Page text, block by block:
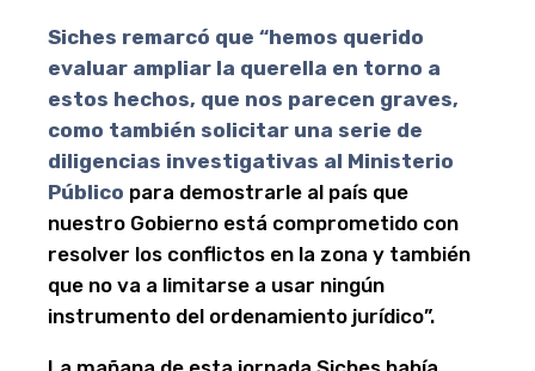
Siches remarcó que “hemos querido
evaluar ampliar la querella en torno a
estos hechos, que nos parecen graves,
como también solicitar una serie de
diligencias investigativas al Ministerio
Público para demostrarle al país que
nuestro Gobierno está comprometido con
resolver los conflictos en la zona y también
que no va a limitarse a usar ningún
instrumento del ordenamiento jurídico”.